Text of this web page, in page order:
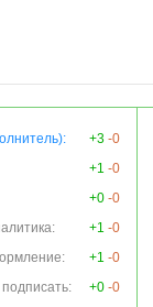
+3 -0
+1 -0
+0 -0
+1 -0
+1 -0
+0 -0